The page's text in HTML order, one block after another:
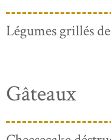
Légumes grillés
Gâteaux